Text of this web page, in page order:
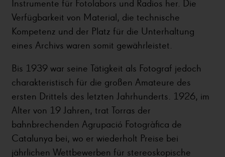
Instrumente für Fotolabors und Radios her. Die
Verfügbarkeit von Material, die technische
Kompetenz und der Platz für die Unterhaltung
eines Archivs waren somit gewährleistet.
Bis 1939 war seine Tätigkeit als Fotograf jedoch
charakteristisch für die großen Amateure des
ersten Drittels des letzten Jahrhunderts. 1926, im
Alter von 19 Jahren, trat Torras der
bahnbrechenden Agrupació Fotogràfica de
Catalunya bei, wo er wiederholt Preise bei
jährlichen Wettbewerben für stereoskopische